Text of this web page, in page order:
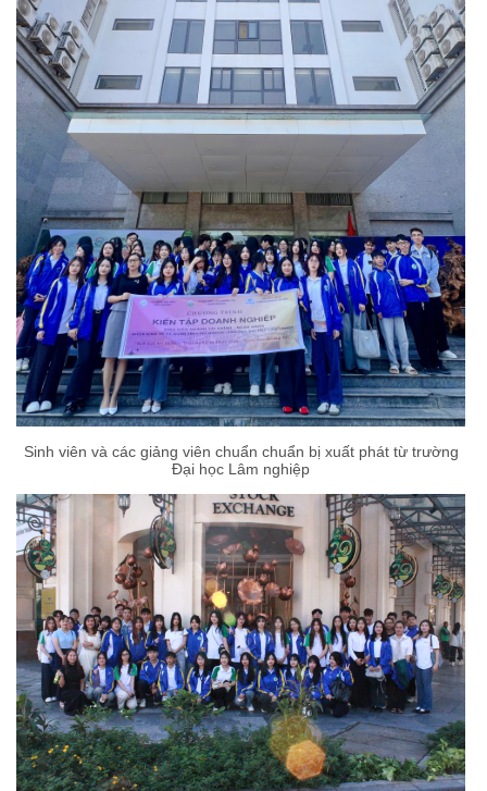
Sinh viên và các giảng viên chuẩn chuẩn bị xuất phát từ trường
Đại học Lâm nghiệp